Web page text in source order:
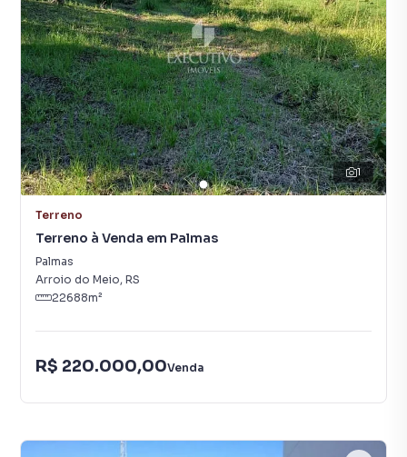
1
Terreno
Terreno à Venda em Palmas
Palmas
Arroio do Meio, RS
22688m²
R$ 220.000,00Venda